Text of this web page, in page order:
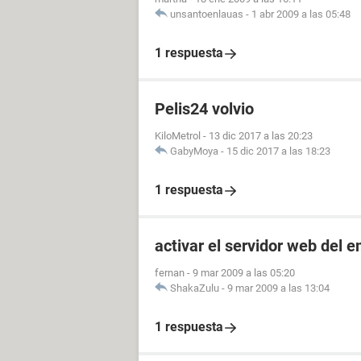
unsantoenlauas - 1 abr 2009 a las 05:48
1 respuesta
Pelis24 volvio
KiloMetrol - 13 dic 2017 a las 20:23
GabyMoya - 15 dic 2017 a las 18:23
1 respuesta
activar el servidor web del
fernan - 9 mar 2009 a las 05:20
ShakaZulu - 9 mar 2009 a las 13:04
1 respuesta